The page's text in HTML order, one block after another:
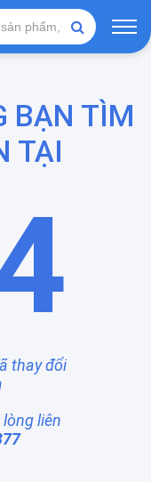
BẠN TÌM
TẠI
thay đổi
liên